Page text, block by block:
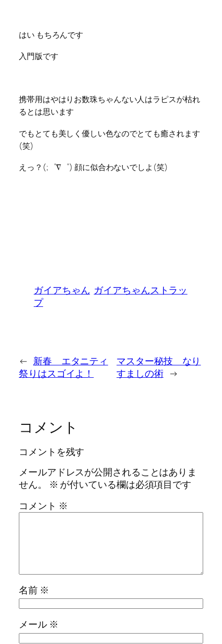
はい もちろんです
入門版です
携帯用はやはりお数珠ちゃんない人はラピスが枯れ
るとは思います
でもとても美しく優しい色なのでとて も癒されます
(笑)
えっ？(;゜∇゜) 顔に似合わないでしよ(笑)
ガイアちゃん ガイアちゃんストラッ
プ
← 新春 エタニティ
祭りはスゴイよ！
マスター秘技 なり
すましの術 →
コメント
コメントを残す
メールアドレスが公開されることはありま
せん。
※ が付いている欄は必須項目です
コメント ※
名前 ※
メール ※